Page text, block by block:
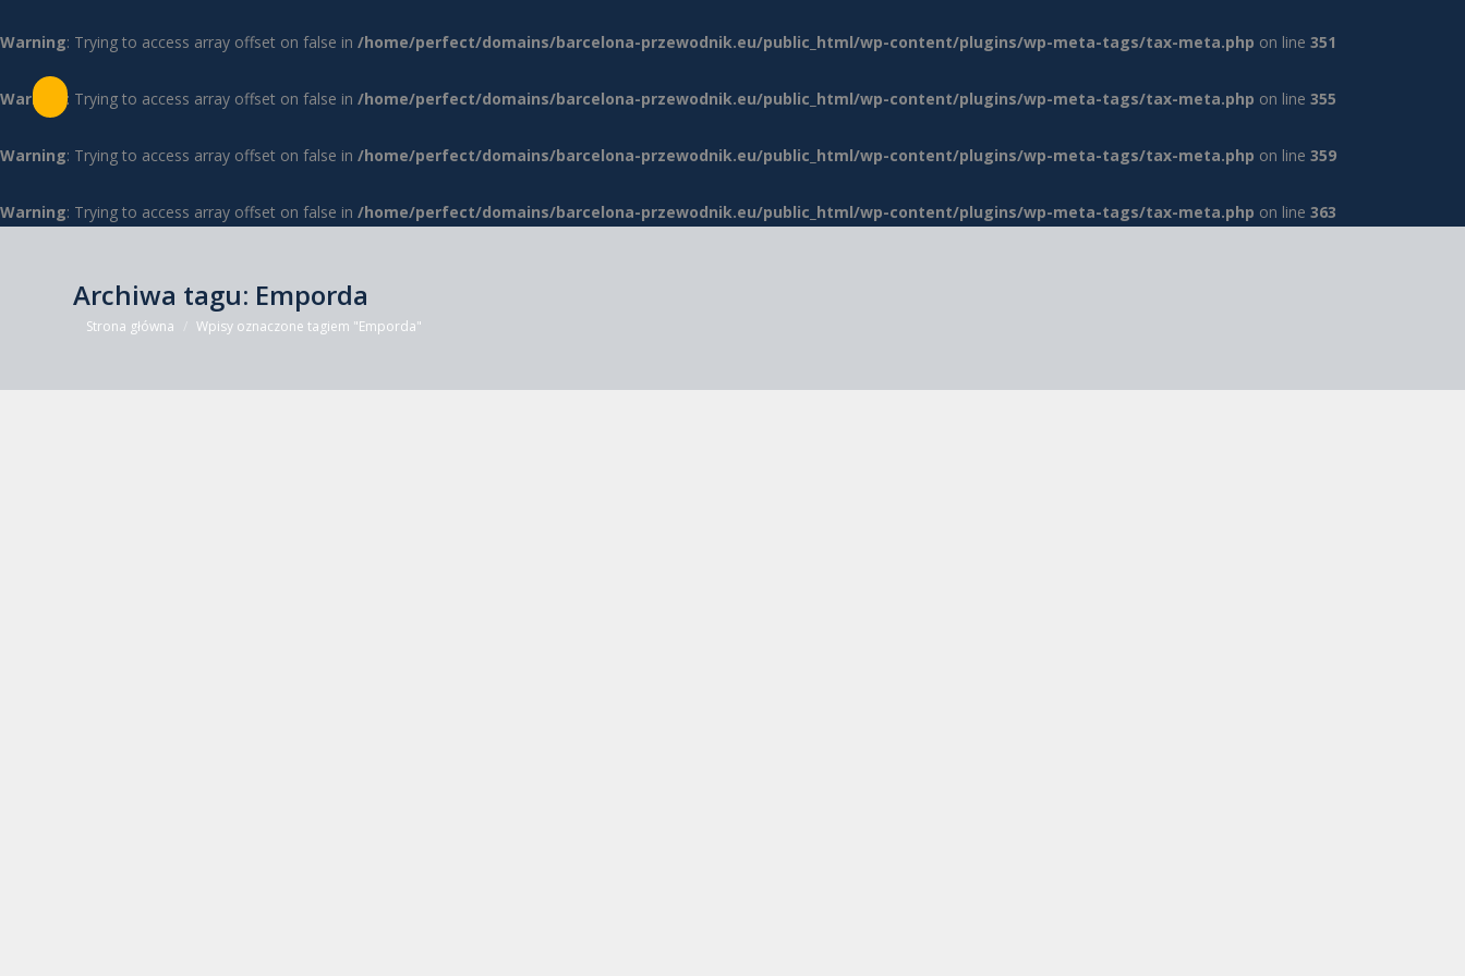
Warning: Trying to access array offset on false in /home/perfect/domains/barcelona-przewodnik.eu/public_html/wp-content/plugins/wp-meta-tags/tax-meta.php on line 351
Warning : Trying to access array offset on false in /home/perfect/domains/barcelona-przewodnik.eu/public_html/wp-content/plugins/wp-meta-tags/tax-meta.php on line 355
Warning: Trying to access array offset on false in /home/perfect/domains/barcelona-przewodnik.eu/public_html/wp-content/plugins/wp-meta-tags/tax-meta.php on line 359
Warning: Trying to access array offset on false in /home/perfect/domains/barcelona-przewodnik.eu/public_html/wp-content/plugins/wp-meta-tags/tax-meta.php on line 363
Archiwa tagu: Emporda
Jesteś tutaj:
Strona główna Wpisy oznaczone tagiem "Emporda"